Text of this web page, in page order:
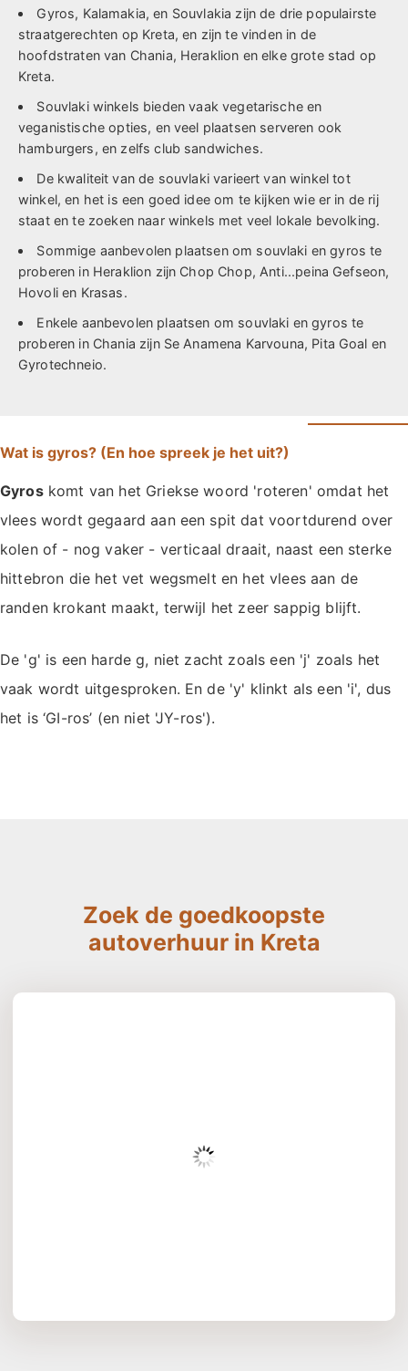
Gyros, Kalamakia, en Souvlakia zijn de drie populairste
straatgerechten op Kreta, en zijn te vinden in de
hoofdstraten van Chania, Heraklion en elke grote stad op
Kreta.
Souvlaki winkels bieden vaak vegetarische en
veganistische opties, en veel plaatsen serveren ook
hamburgers, en zelfs club sandwiches.
De kwaliteit van de souvlaki varieert van winkel tot
winkel, en het is een goed idee om te kijken wie er in de rij
staat en te zoeken naar winkels met veel lokale bevolking.
Sommige aanbevolen plaatsen om souvlaki en gyros te
proberen in Heraklion zijn Chop Chop, Anti...peina Gefseon,
Hovoli en Krasas.
Enkele aanbevolen plaatsen om souvlaki en gyros te
proberen in Chania zijn Se Anamena Karvouna, Pita Goal en
Gyrotechneio.
Wat is gyros? (En hoe spreek je het uit?)
Gyroskomt van het Griekse woord 'roteren' omdat het
vlees wordt gegaard aan een spit dat voortdurend over
kolen of - nog vaker - verticaal draait, naast een sterke
hittebron die het vet wegsmelt en het vlees aan de
randen krokant maakt, terwijl het zeer sappig blijft.
De 'g' is een harde g, niet zacht zoals een 'j' zoals het
vaak wordt uitgesproken. En de 'y' klinkt als een 'i', dus
het is ‘GI-ros’ (en niet 'JY-ros').
Zoek de goedkoopste
autoverhuur in Kreta